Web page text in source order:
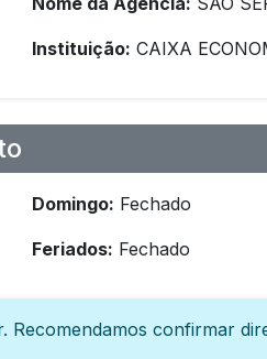
Instituição: CAIXA
Domingo: Fechado
Feriados: Fechado
Recomendamos confirmar